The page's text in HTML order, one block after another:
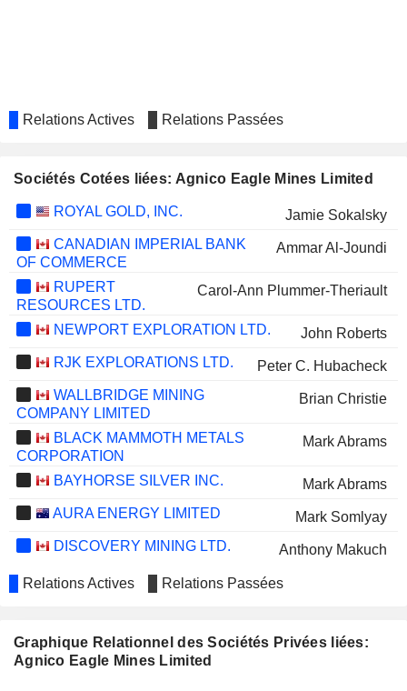
Relations Actives Relations Passées
Sociétés Cotées liées: Agnico Eagle Mines Limited
ROYAL GOLD, INC.
Jamie Sokalsky
CANADIAN IMPERIAL BANK
OF COMMERCE
Ammar Al-Joundi
RUPERT
RESOURCES LTD.
Carol-Ann Plummer-Theriault
NEWPORT EXPLORATION LTD.
John Roberts
RJK EXPLORATIONS LTD.
Peter C. Hubacheck
WALLBRIDGE MINING
COMPANY LIMITED
Brian Christie
BLACK MAMMOTH METALS
CORPORATION
Mark Abrams
BAYHORSE SILVER INC.
Mark Abrams
AURA ENERGY LIMITED
Mark Somlyay
DISCOVERY MINING LTD.
Anthony Makuch
Relations Actives Relations Passées
Graphique Relationnel des Sociétés Privées liées:
Agnico Eagle Mines Limited